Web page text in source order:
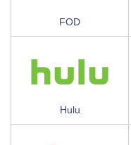
FOD
Hulu